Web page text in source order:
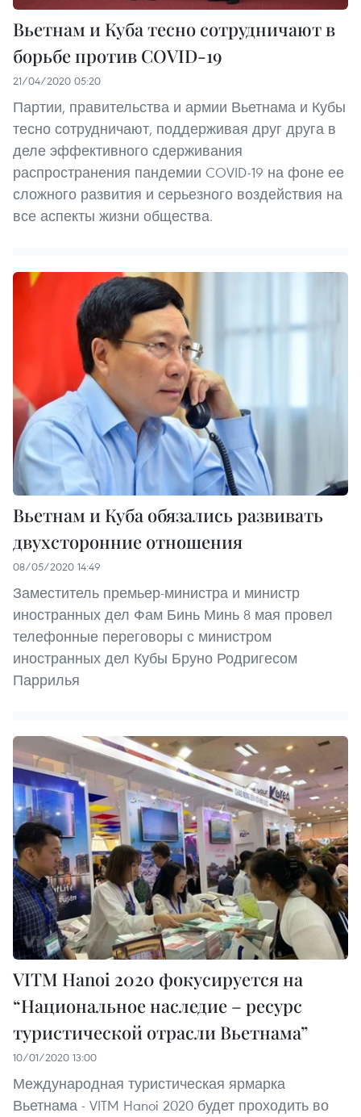
Вьетнам и Куба тесно сотрудничают в
борьбе против COVID-19
21/04/2020 05:20
Партии, правительства и армии Вьетнама и Кубы
тесно сотрудничают, поддерживая друг друга в
деле эффективного сдерживания
распространения пандемии COVID-19 на фоне ее
сложного развития и серьезного воздействия на
все аспекты жизни общества.
Вьетнам и Куба обязались развивать
двухсторонние отношения
08/05/2020 14:49
Заместитель премьер-министра и министр
иностранных дел Фам Бинь Минь 8 мая провел
телефонные переговоры с министром
иностранных дел Кубы Бруно Родригесом
Паррилья
VITM Hanoi 2020 фокусируется на
“Национальное наследие – ресурс
туристической отрасли Вьетнама”
10/01/2020 13:00
Международная туристическая ярмарка
Вьетнама - VITM Hanoi 2020 будет проходить во